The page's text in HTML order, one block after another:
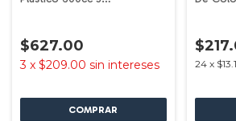
$627.00
3 x $209.00 sin intereses 24 x